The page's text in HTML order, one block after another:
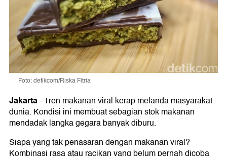
Foto: detikcom/Riska Fitria
Jakarta-Tren makanan viral kerap melanda masyarakat
dunia. Kondisi ini membuat sebagian stok makanan
mendadak langka gegara banyak diburu.
Siapa yang tak penasaran dengan makanan viral?
Kombinasi rasa atau racikan yang belum pernah dicoba